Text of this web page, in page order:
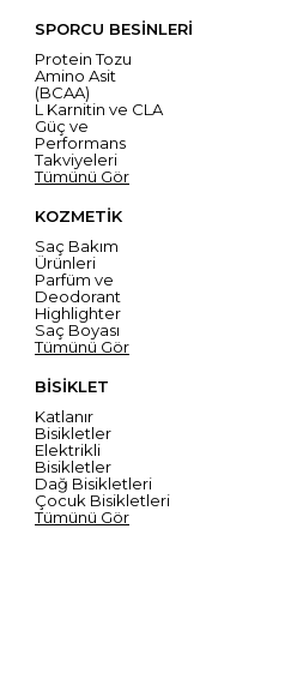
SPORCU BESİNLERİ
Protein Tozu
Amino Asit
(BCAA)
L Karnitin ve CLA
Güç ve
Performans
Takviyeleri
Tümünü Gör
KOZMETİK
Saç Bakım
Ürünleri
Parfüm ve
Deodorant
Highlighter
Saç Boyası
Tümünü Gör
BİSİKLET
Katlanır
Bisikletler
Elektrikli
Bisikletler
Dağ Bisikletleri
Çocuk Bisikletleri
Tümünü Gör